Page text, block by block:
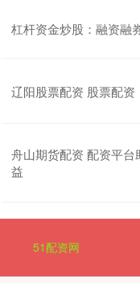
杠杆资金炒股：融资融
辽阳股票配资 股票配资
舟山期货配资 配资平
益
51配资网